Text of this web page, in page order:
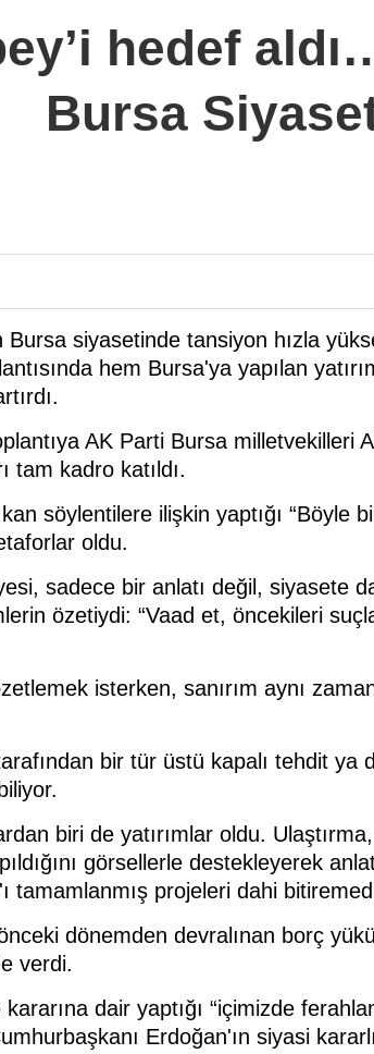
hedef
Bursa
siyasetinde tansiyon hızla
hem Bursa'ya yapılan
AK Parti Bursa
tam kadro katıldı.
söylentilere ilişkin yaptığı “Böyle
oldu.
sadece bir anlatı değil,
özetiydi: “Vaad et, öncekileri
isterken, sanırım aynı
bir tür üstü kapalı tehdit
biri de yatırımlar oldu.
görsellerle destekleyerek
tamamlanmış projeleri dahi
dönemden devralınan borç
verdi.
dair yaptığı “içimizde
Erdoğan'ın siyasi